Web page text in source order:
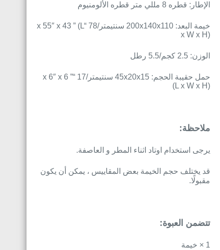
الإطار: قطره 8 مللي متر قطره الألومنيوم
خيمة البعد: 200x140x110 سنتيمتر/78 “x 55″ x 43 ” (L
x W x H)
الوزن: 2.5 كجم/5.5 رطل
حمل حقيبة الحجم: 45x20x15 سنتيمتر/17 “x 6″ x 6 ”
(L x W x H)
ملاحظة:
يرجى استخدام اوتاد اثناء المطر و العاصفة.
قد يختلف حجم الخيمة بعض المقاييس ، يمكن أن يكون
مقبولًا.
تتضمن العبوة:
1 × خيمة